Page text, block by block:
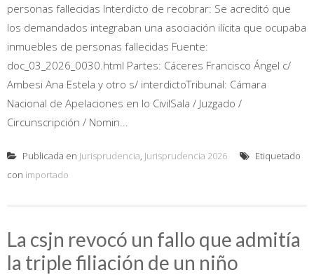
personas fallecidas Interdicto de recobrar: Se acreditó que
los demandados integraban una asociación ilícita que ocupaba
inmuebles de personas fallecidas Fuente:
doc_03_2026_0030.html Partes: Cáceres Francisco Ángel c/
Ambesi Ana Estela y otro s/ interdictoTribunal: Cámara
Nacional de Apelaciones en lo CivilSala / Juzgado /
Circunscripción / Nomin...
Publicada en Jurisprudencia, Jurisprudencia 2026
Etiquetado
con importado
La csjn revocó un fallo que admitía
la triple filiación de un niño